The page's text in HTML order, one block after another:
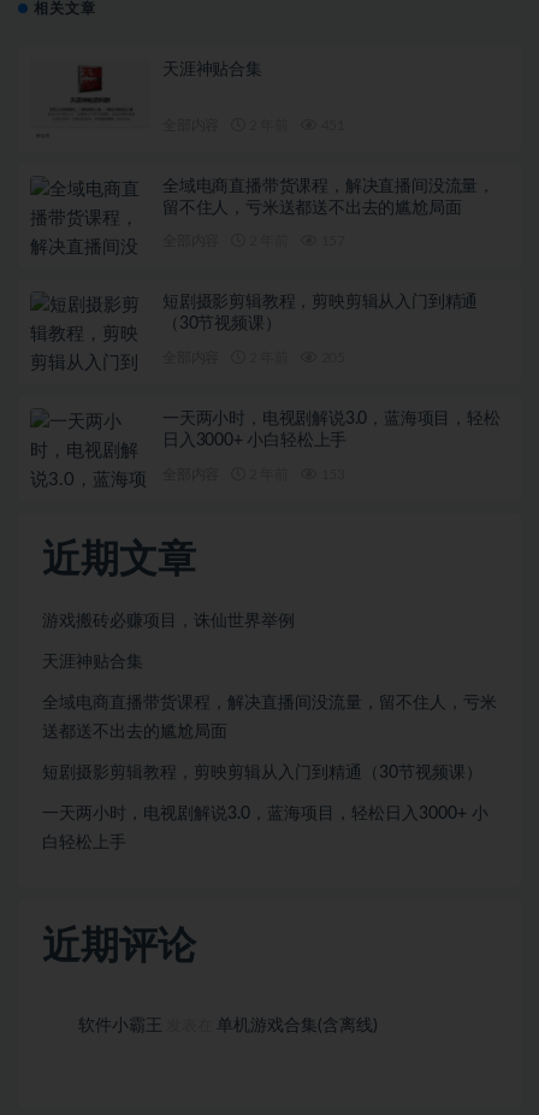
相关文章
天涯神贴合集
全域电商直播带货课程，解决直播间没流量，
留不住人，亏米送都送不出去的尴尬局面
短剧摄影剪辑教程，剪映剪辑从入门到精通
（30节视频课）
一天两小时，电视剧解说3.0，蓝海项目，轻松
日入3000+ 小白轻松上手
近期文章
游戏搬砖必赚项目，诛仙世界举例
天涯神贴合集
全域电商直播带货课程，解决直播间没流量，留不住人，亏米
送都送不出去的尴尬局面
短剧摄影剪辑教程，剪映剪辑从入门到精通（30节视频课）
一天两小时，电视剧解说3.0，蓝海项目，轻松日入3000+ 小
白轻松上手
近期评论
软件小霸王 单机游戏合集(含离线)